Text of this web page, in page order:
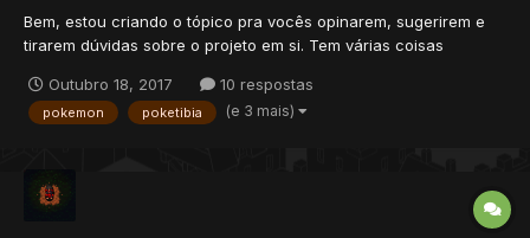
Bem, estou criando o tópico pra vocês opinarem, sugerirem e
tirarem dúvidas sobre o projeto em si. Tem várias coisas
enquanto tudo tá feião mesmo. A ideia é basicamente misturar
um po...
Outubro 18, 2017 10 respostas
pokemon poketibia (e 3 mais)